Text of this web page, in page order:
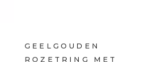
GEELGOUDEN
ROZETRING MET